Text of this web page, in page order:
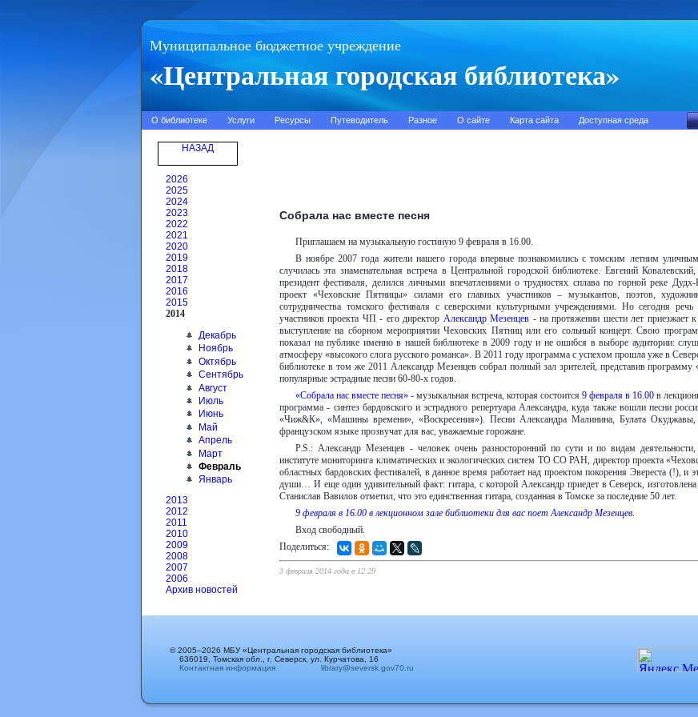
Муниципальное бюджетное учреждение
«Центральная городская библиотека»
О библиотеке Услуги Ресурсы Путеводитель Разное О сайте Карта сайта Доступная среда
НАЗАД
2026
2025
2024
2023
2022
2021
2020
2019
2018
2017
2016
2015
2014
Декабрь
Ноябрь
Октябрь
Сентябрь
Август
Июль
Июнь
Май
Апрель
Март
Февраль
Январь
2013
2012
2011
2010
2009
2008
2007
2006
Архив новостей
Собрала нас вместе песня
Приглашаем на музыкальную гостиную 9 февраля в 16.00.
В ноябре 2007 года жители нашего города впервые познакомились с томским летним
случилась эта знаменательная встреча в Центральной городской библиотеке. Евгений
президент фестиваля, делился личными впечатлениями о трудностях сплава по горной реке
проект «Чеховские Пятницы» силами его главных участников – музыкантов, поэтов,
сотрудничества томского фестиваля с северскими культурными учреждениями. Но сегодня
участников проекта ЧП - его директор Александр Мезенцев - на протяжении шести лет приезжает
выступление на сборном мероприятии Чеховских Пятниц или его сольный концерт. Свою
показал на публике именно в нашей библиотеке в 2009 году и не ошибся в выборе аудитории:
атмосферу «высокого слога русского романса». В 2011 году программа с успехом прошла уже в
библиотеке в том же 2011 Александр Мезенцев собрал полный зал зрителей, представив
популярные эстрадные песни 60-80-х годов.
«Собрала нас вместе песня» - музыкальная встреча, которая состоится9 февраля в 16.00 в
программа - синтез бардовского и эстрадного репертуара Александра, куда также вошли песни
«Чиж&К», «Машины времени», «Воскресения»). Песни Александра Малинина, Булата Окуджавы,
французском языке прозвучат для вас, уважаемые горожане.
P.S.: Александр Мезенцев - человек очень разносторонний по сути и по видам
институте мониторинга климатических и экологических систем ТО СО РАН, директор проекта
областных бардовских фестивалей, в данное время работает над проектом покорения Эвереста (!), и
души… И еще один удивительный факт: гитара, с которой Александр приедет в Северск,
Станислав Вавилов отметил, что это единственная гитара, созданная в Томске за последние 50 лет.
9 февраля в 16.00 в лекционном зале библиотеки для вас поет Александр Мезенцев.
Вход свободный.
Поделиться:
3 февраля 2014 года в 12:29
© 2005–2026 МБУ «Центральная городская библиотека»
636019, Томская обл., г. Северск, ул. Курчатова, 16
Контактная информация
library@seversk.gov70.ru